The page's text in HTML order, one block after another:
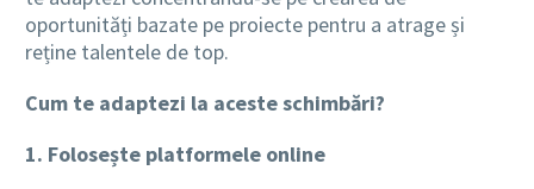
oportunități bazate pe proiecte pentru a atrage și
reține talentele de top.
Cum te adaptezi la aceste schimbări?
1. Folosește platformele online